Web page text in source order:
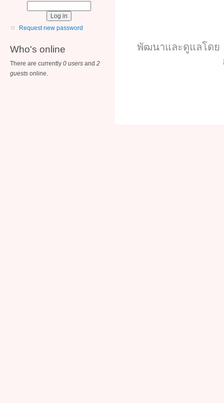
Request new password
Who's online
There are currently 0 users and 2
guests online.
พัฒนาและดูแลโดย